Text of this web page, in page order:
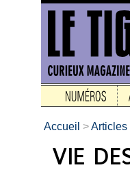
Accueil >Articles